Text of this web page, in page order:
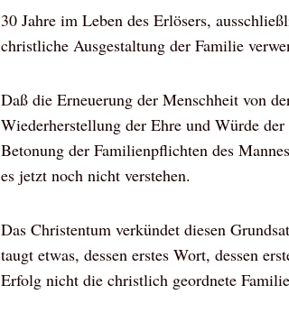
30 Jahre im Leben des Erlösers,
christliche Ausgestaltung der Familie
Daß die Erneuerung der Menschheit von
Wiederherstellung der Ehre und Würde
Betonung der Familienpflichten des
es jetzt noch nicht verstehen.
Das Christentum verkündet diesen
taugt etwas, dessen erstes Wort, dessen
Erfolg nicht die christlich geordnete